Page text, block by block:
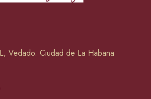
Vedado. Ciudad de La Habana